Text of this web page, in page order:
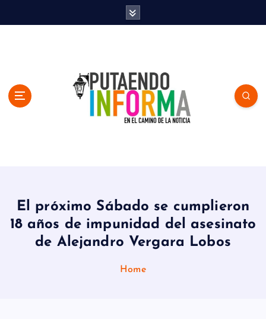
El próximo Sábado se cumplieron
18 años de impunidad del asesinato
de Alejandro Vergara Lobos
Home